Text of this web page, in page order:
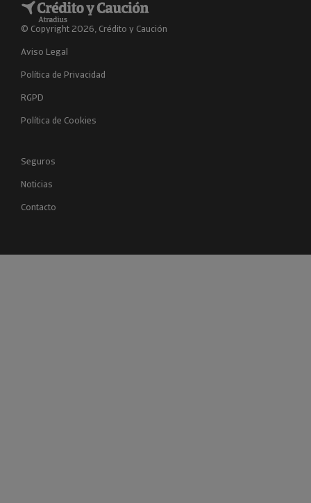
© Copyright 2026, Crédito y Caución
Aviso Legal
Política de Privacidad
RGPD
Política de Cookies
Seguros
Noticias
Contacto